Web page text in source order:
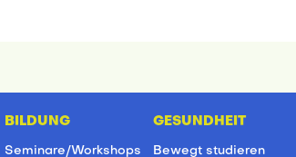
BILDUNG
Seminare/Workshops
GESUNDHEIT
Bewegt studieren